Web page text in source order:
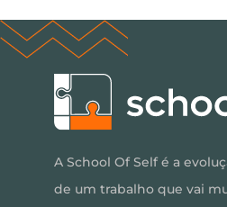
A School Of Self é a
de um trabalho que vai